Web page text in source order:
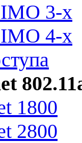
3-x
4-x
1800
2800